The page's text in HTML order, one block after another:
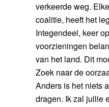
verkeerde weg.
coalitie, heeft het
Integendeel, keer
voorzieningen
van het land. Dit
Zoek naar de
Anders is het niets
dragen. Ik zal jullie